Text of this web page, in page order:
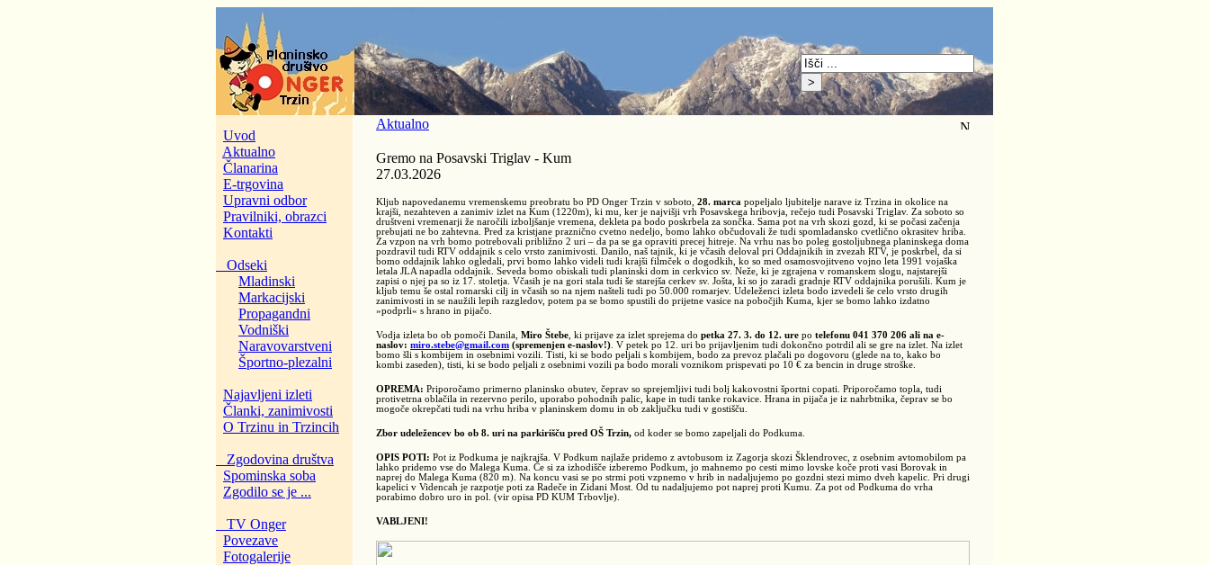
Uvod
Aktualno
Članarina
E-trgovina
Upravni odbor
Pravilniki, obrazci
Kontakti
Odseki
Mladinski
Markacijski
Propagandni
Vodniški
Naravovarstveni
Športno-plezalni
Najavljeni izleti
Članki, zanimivosti
O Trzinu in Trzincih
Zgodovina društva
Spominska soba
Zgodilo se je ...
TV Onger
Povezave
Fotogalerije
Aktualno
Gremo na Posavski Triglav - Kum
27.03.2026
Kljub napovedanemu vremenskemu preobratu bo PD Onger Trzin v soboto, 28. marca popeljalo ljubitelje narave iz Trzina in okolice na
krajši, nezahteven a zanimiv izlet na Kum (1220m), ki mu, ker je najvišji vrh Posavskega hribovja, rečejo tudi Posavski Triglav. Za soboto so
društveni vremenarji že naročili izboljšanje vremena, dekleta pa bodo poskrbela za sončka. Sama pot na vrh skozi gozd, ki se počasi začenja
prebujati ne bo zahtevna. Pred za kristjane praznično cvetno nedeljo, bomo lahko občudovali že tudi spomladansko cvetlično okrasitev hriba.
Za vzpon na vrh bomo potrebovali približno 2 uri – da pa se ga opraviti precej hitreje. Na vrhu nas bo poleg gostoljubnega planinskega doma
pozdravil tudi RTV oddajnik s celo vrsto zanimivosti. Danilo, naš tajnik, ki je včasih deloval pri Oddajnikih in zvezah RTV, je poskrbel, da si
bomo oddajnik lahko ogledali, prvi bomo lahko videli tudi krajši filmček o dogodkih, ko so med osamosvojitveno vojno leta 1991 vojaška
letala JLA napadla oddajnik. Seveda bomo obiskali tudi planinski dom in cerkvico sv. Neže, ki je zgrajena v romanskem slogu, najstarejši
zapisi o njej pa so iz 17. stoletja. Včasih je na gori stala tudi še starejša cerkev sv. Jošta, ki so jo zaradi gradnje RTV oddajnika porušili. Kum je
kljub temu še ostal romarski cilj in včasih so na njem našteli tudi po 50.000 romarjev. Udeleženci izleta bodo izvedeli še celo vrsto drugih
zanimivosti in se naužili lepih razgledov, potem pa se bomo spustili do prijetne vasice na pobočjih Kuma, kjer se bomo lahko izdatno
»podprli« s hrano in pijačo.
Vodja izleta bo ob pomoči Danila, Miro Štebe , ki prijave za izlet sprejema do petka 27. 3. do 12. ure po telefonu 041 370 206 ali na e-
naslov: miro.stebe@gmail.com (spremenjen e-naslov!) . V petek po 12. uri bo prijavljenim tudi dokončno potrdil ali se gre na izlet. Na izlet
bomo šli s kombijem in osebnimi vozili. Tisti, ki se bodo peljali s kombijem, bodo za prevoz plačali po dogovoru (glede na to, kako bo
kombi zaseden), tisti, ki se bodo peljali z osebnimi vozili pa bodo morali voznikom prispevati po 10 € za bencin in druge stroške.
OPREMA: Priporočamo primerno planinsko obutev, čeprav so sprejemljivi tudi bolj kakovostni športni copati. Priporočamo topla, tudi
protivetrna oblačila in rezervno perilo, uporabo pohodnih palic, kape in tudi tanke rokavice. Hrana in pijača je iz nahrbtnika, čeprav se bo
mogoče okrepčati tudi na vrhu hriba v planinskem domu in ob zaključku tudi v gostišču.
Zbor udeležencev bo ob 8. uri na parkirišču pred OŠ Trzin, od koder se bomo zapeljali do Podkuma.
OPIS POTI: Pot iz Podkuma je najkrajša. V Podkum najlaže pridemo z avtobusom iz Zagorja skozi Šklendrovec, z osebnim avtomobilom pa
lahko pridemo vse do Malega Kuma. Če si za izhodišče izberemo Podkum, jo mahnemo po cesti mimo lovske koče proti vasi Borovak in
naprej do Malega Kuma (820 m). Na koncu vasi se po strmi poti vzpnemo v hrib in nadaljujemo po gozdni stezi mimo dveh kapelic. Pri drugi
kapelici v Videncah je razpotje poti za Radeče in Zidani Most. Od tu nadaljujemo pot naprej proti Kumu. Za pot od Podkuma do vrha
porabimo dobro uro in pol. (vir opisa PD KUM Trbovlje).
VABLJENI!